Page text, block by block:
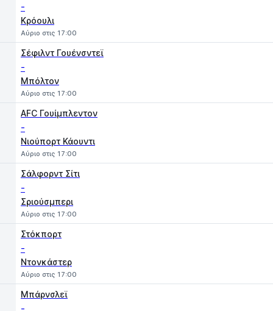
-
Κρόουλι
Αύριο στις 17:00
Σέφιλντ Γουένσντεϊ
-
Μπόλτον
Αύριο στις 17:00
AFC Γουίμπλεντον
-
Νιούπορτ Κάουντι
Αύριο στις 17:00
Σάλφορντ Σίτι
-
Σριούσμπερι
Αύριο στις 17:00
Στόκπορτ
-
Ντονκάστερ
Αύριο στις 17:00
Μπάρνσλεϊ
-